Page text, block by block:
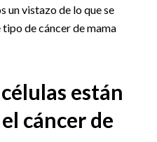
un vistazo de lo que se
de cáncer de mama
están
cáncer de